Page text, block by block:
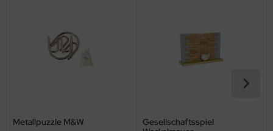
Metallpuzzle M&W
Gesellschaftsspiel